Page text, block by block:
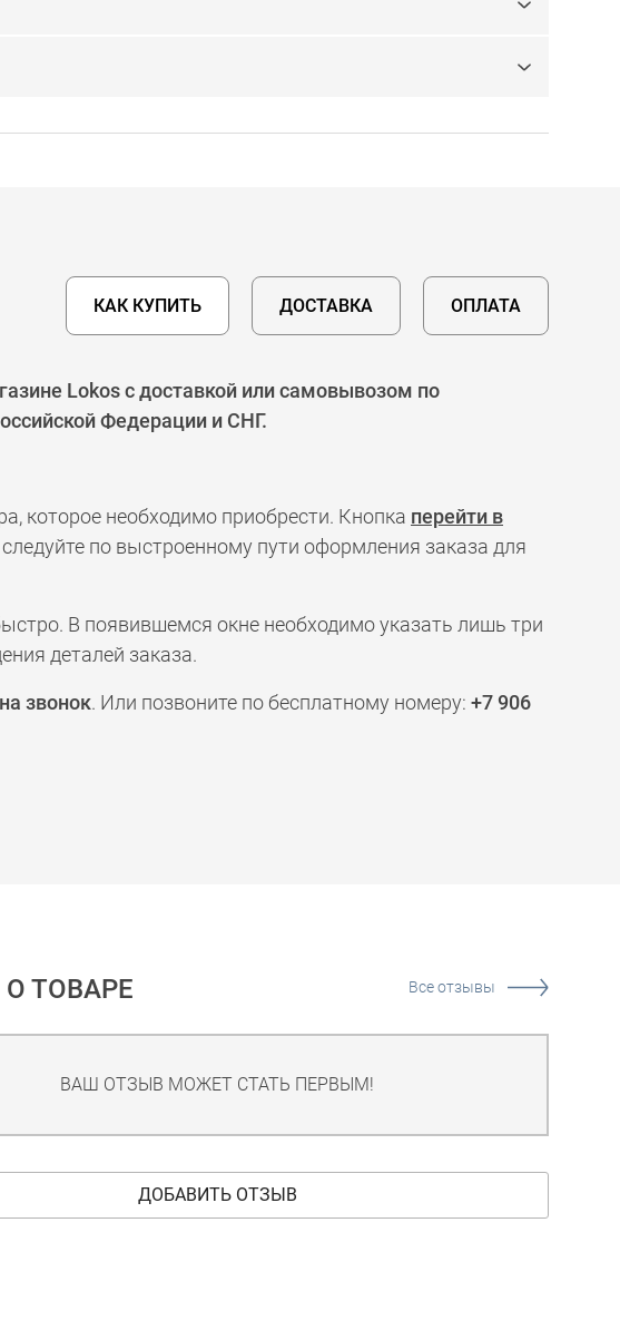
КАК КУПИТЬ ДОСТАВКА ОПЛАТА
Lokos с доставкой или самовывозом по
Федерации и СНГ.
которое необходимо приобрести. Кнопка перейти в
по выстроенному пути оформления заказа для
В появившемся окне необходимо указать лишь три
деталей заказа.
звонок. Или позвоните по бесплатному номеру: +7 906
ТОВАРЕ Все отзывы
ВАШ ОТЗЫВ МОЖЕТ СТАТЬ ПЕРВЫМ!
ДОБАВИТЬ ОТЗЫВ